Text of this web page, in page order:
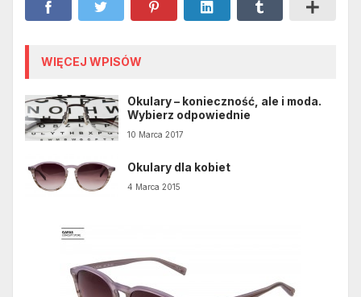
WIĘCEJ WPISÓW
Okulary – konieczność, ale i moda.
Wybierz odpowiednie
10 Marca 2017
Okulary dla kobiet
4 Marca 2015